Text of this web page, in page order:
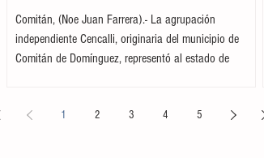
Comitán, (Noe Juan Farrera).- La agrupación
independiente Cencalli, originaria del municipio de
Comitán de Domínguez, representó al estado de
Puebla. La compañía de danza, integrada por personas
1 2 3 4 5